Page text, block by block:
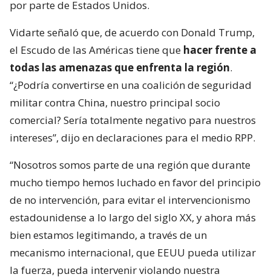
por parte de Estados Unidos.
Vidarte señaló que, de acuerdo con Donald Trump,
el Escudo de las Américas tiene que hacer frente a
todas las amenazas que enfrenta la región.
“¿Podría convertirse en una coalición de seguridad
militar contra China, nuestro principal socio
comercial? Sería totalmente negativo para nuestros
intereses”, dijo en declaraciones para el medio RPP.
“Nosotros somos parte de una región que durante
mucho tiempo hemos luchado en favor del principio
de no intervención, para evitar el intervencionismo
estadounidense a lo largo del siglo XX, y ahora más
bien estamos legitimando, a través de un
mecanismo internacional, que EEUU pueda utilizar
la fuerza, pueda intervenir violando nuestra